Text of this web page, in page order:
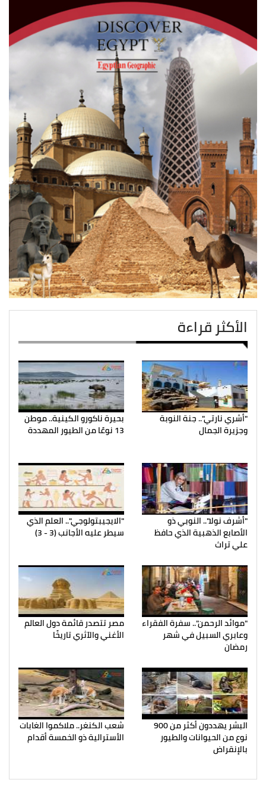
الأكثر قراءة
"أشري نارتي".. جنة النوبة
وجزيرة الجمال
بحيرة ناكورو الكينية.. موطن
13 نوعًا من الطيور المهددة
"أشرف نولا".. النوبي ذو
الأصابع الذهبية الذي حافظ
علي تراث
"الايجيبتولوجي".. العلم الذي
سيطر عليه الأجانب (3 - 3)
"موائد الرحمن".. سفرة الفقراء
وعابري السبيل في شهر
رمضان
مصر تتصدر قائمة دول العالم
الأغني والآثري تاريخًا
البشر يهددون أكثر من 900
نوع من الحيوانات والطيور
بالإنقراض
شعب الكنغر.. ملاكموا الغابات
الأسترالية ذو الخمسة أقدام